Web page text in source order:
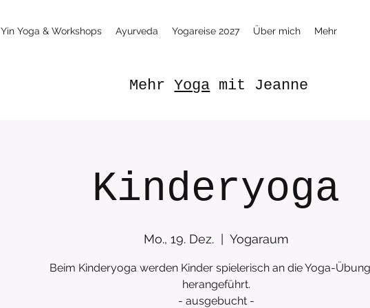
Yin Yoga & Workshops Ayurveda Yogareise 2027 Über mich Mehr
MehrYoga mit Jeanne
Kinderyoga
Mo., 19. Dez.
  |
Yogaraum
Beim Kinderyoga werden Kinder spielerisch an die Yoga-
herangeführt.
- ausgebucht -